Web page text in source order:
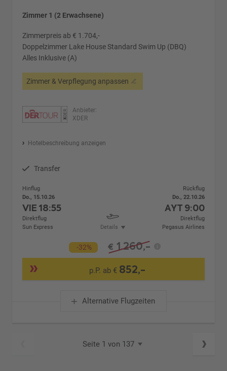
Zimmer 1 (2 Erwachsene)
Zimmerpreis ab € 1.704,-
Doppelzimmer Lake House Standard Swim Up (DBQ)
Alles Inklusive (A)
Zimmer & Verpflegung anpassen
Anbieter:
XDER
Hotelbeschreibung anzeigen
Transfer
Hinflug
Do., 15.10.26
VIE18:55
Direktflug
Sun Express
Details
Rückflug
Do., 22.10.26
AYT 9:00
Direktflug
Pegasus Airlines
-32% € 1.260,-
p.P. ab € 852,-
Alternative Flugzeiten
Seite 1 von 137